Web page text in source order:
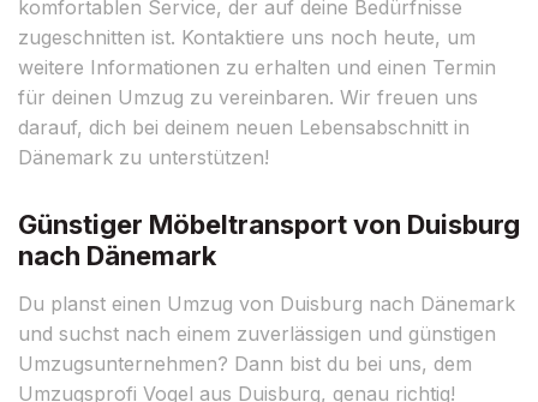
komfortablen Service, der auf deine Bedürfnisse
zugeschnitten ist. Kontaktiere uns noch heute, um
weitere Informationen zu erhalten und einen Termin
für deinen Umzug zu vereinbaren. Wir freuen uns
darauf, dich bei deinem neuen Lebensabschnitt in
Dänemark zu unterstützen!
Günstiger Möbeltransport von Duisburg
nach Dänemark
Du planst einen Umzug von Duisburg nach Dänemark
und suchst nach einem zuverlässigen und günstigen
Umzugsunternehmen? Dann bist du bei uns, dem
Umzugsprofi Vogel aus Duisburg, genau richtig!